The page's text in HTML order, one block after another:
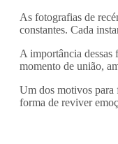
As fotografias de
constantes. Cada
A importância dessas
momento de união,
Um dos motivos para
forma de reviver